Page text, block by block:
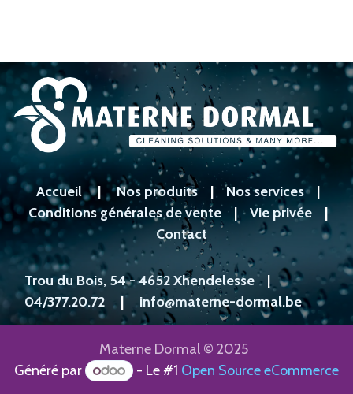
Accueil|Nos produits|Nos services|
Conditions générales de vente | Vie privée |
Contact
Trou du Bois, 54 - 4652 Xhendelesse|
04/377.20.72 |info@materne-dormal.be
Materne Dormal © 2025
Généré par
- Le #1 Open Source eCommerce